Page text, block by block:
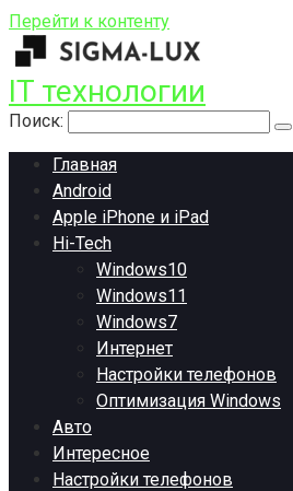
Перейти к контенту
IT технологии
Поиск:
Главная
Android
Apple iPhone и iPad
Hi-Tech
Windows10
Windows11
Windows7
Интернет
Настройки телефонов
Оптимизация Windows
Авто
Интересное
Настройки телефонов